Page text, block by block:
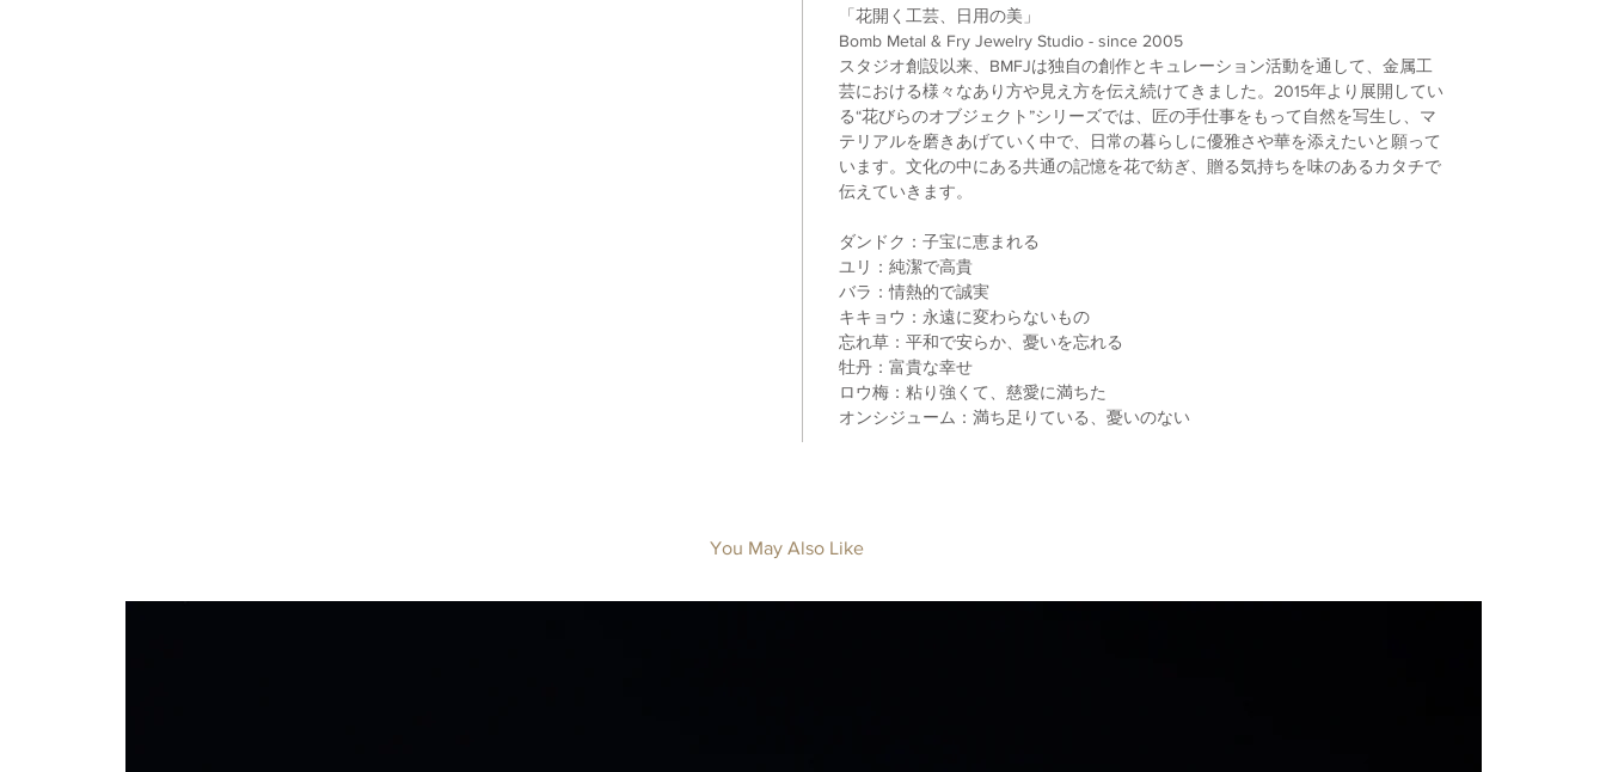
「花開く工芸、日用の美」
Bomb Metal & Fry Jewelry Studio - since 2005
スタジオ創設以来、BMFJは独自の創作とキュレーション活動を通して、金属工
芸における様々なあり方や見え方を伝え続けてきました。2015年より展開してい
る“花びらのオブジェクト”シリーズでは、匠の手仕事をもって自然を写生し、マ
テリアルを磨きあげていく中で、日常の暮らしに優雅さや華を添えたいと願って
います。文化の中にある共通の記憶を花で紡ぎ、贈る気持ちを味のあるカタチで
伝えていきます。
ダンドク：子宝に恵まれる
ユリ：純潔で高貴
バラ：情熱的で誠実
キキョウ：永遠に変わらないもの
忘れ草：平和で安らか、憂いを忘れる
牡丹：富貴な幸せ
ロウ梅：粘り強くて、慈愛に満ちた
オンシジューム：満ち足りている、憂いのない
You May Also Like